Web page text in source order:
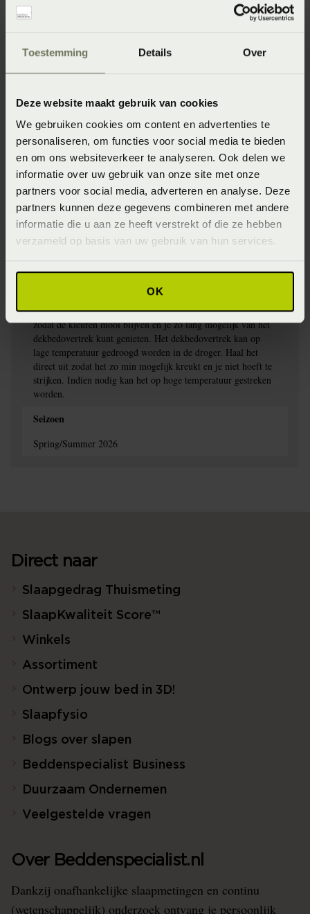
Toestemming Details Over
Deze website maakt gebruik van cookies
We gebruiken cookies om content en advertenties te
personaliseren, om functies voor social media te bieden
en om ons websiteverkeer te analyseren. Ook delen we
informatie over uw gebruik van onze site met onze
partners voor social media, adverteren en analyse. Deze
partners kunnen deze gegevens combineren met andere
informatie die u aan ze heeft verstrekt of die ze hebben
verzameld op basis van uw gebruik van hun services.
OK
Specificaties
Artikelnummer
8718471540384
Kleur
Materiaal
kleuren te wassen op maximaal 40°C en dekbedovertrekken
met lichte kleuren op maximaal 60°C. Was binnenstebuiten
zodat de kleuren mooi blijven en je zo lang mogelijk van het
dekbedovertrek kunt genieten. Het dekbedovertrek kan op
lage temperatuur gedroogd worden in de droger. Haal het
direct uit zodat het zo min mogelijk kreukt en je niet hoeft te
strijken. Indien nodig kan het op hoge temperatuur gestreken
worden.
Seizoen
Spring/Summer 2026
Direct naar
Slaapgedrag Thuismeting
SlaapKwaliteit Score™
Winkels
Assortiment
Ontwerp jouw bed in 3D!
Slaapfysio
Blogs over slapen
Beddenspecialist Business
Duurzaam Ondernemen
Veelgestelde vragen
Over Beddenspecialist.nl
Dankzij onafhankelijke slaapmetingen en continu
(wetenschappelijk) onderzoek ontvang je persoonlijk